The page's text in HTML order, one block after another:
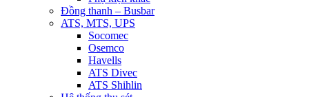
Đồng thanh – Busbar
ATS, MTS, UPS
Socomec
Osemco
Havells
ATS Divec
ATS Shihlin